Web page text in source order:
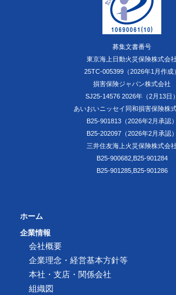
募集文書番号
東京海上日動火災保険株式会社
25TC-005399（2026年1月作成）
損害保険ジャパン株式会社
SJ25-14576 2026年（2月13日）
あいおいニッセイ同和損害保険株
B25-901813（2026年2月承認）
B25-202097（2026年2月承認）
三井住友海上火災保険株式会社
B25-900682,B25-901284
B25-901285,B25-901286
ホーム
企業情報
会社概要
企業理念・経営基本方針等
本社・支店・関係会社
組織図